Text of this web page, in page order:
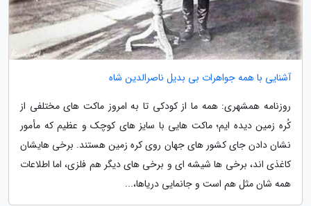
آشنایی با همه جواهرات بی بدیل ناصرالدین شاه
روزنامه همشهری: همه ما از کودکی تا به امروز ماکت های مختلفی از
کُره زمین دیده ایم؛ ماکت هایی با سایز های کوچک و عظیم که مأمور
نشان دادن جای کشور های جهان روی کره زمین هستند. برخی هایشان
کاغذی اند، برخی ها شیشه ای و برخی های دیگر هم فلزی، اما اطلاعات
همه شان مثل هم است و جانمایی دریاها،...